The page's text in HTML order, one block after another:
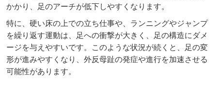
かかり、足のアーチが低下しやすくなります。
特に、硬い床の上での立ち仕事や、ランニングやジャンプ
を繰り返す運動は、足への衝撃が大きく、足の構造にダメ
ージを与えやすいです。このような状況が続くと、足の変
形が進みやすくなり、外反母趾の発症や進行を加速させる
可能性があります。